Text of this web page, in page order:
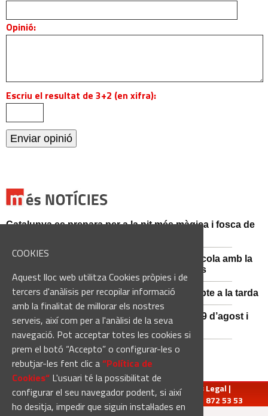
COOKIES
Aquest lloc web utilitza Cookies pròpies i de
tercers d'anàlisis per recopilar informació
amb la finalitat de millorar els nostres
serveis, així com per a l'anàlisi de la seva
navegació. Pot acceptar totes les cookies si
prem el botó “Accepto” o configurar-les o
rebutjar-les fent clic a“Política de
Cookies“ L'usuari té la possibilitat de
configurar el seu navegador podent, si així
ho desitja, impedir que siguin instal·lades en
Opinió:
Escriu el resultat de 3+2 (en xifra):
Catalunya es prepara per a la nit més màgica i fosca de
Sant Fruitós posa en valor el patrimoni agrícola amb la
restauració i exposició de peces històriques
Es manté la previsió de pluges fortes dissabte a la tarda
El 3x3 de bàsquet de Solsona s’avança al 29 d’agost i
estrena premis en metàl·lic
redaccio@manresadiari.cat|Qui som Avís Legal |
Pompeu Fabra, 7-13, 08240-Manresa | Tel.: 93 872 53 53